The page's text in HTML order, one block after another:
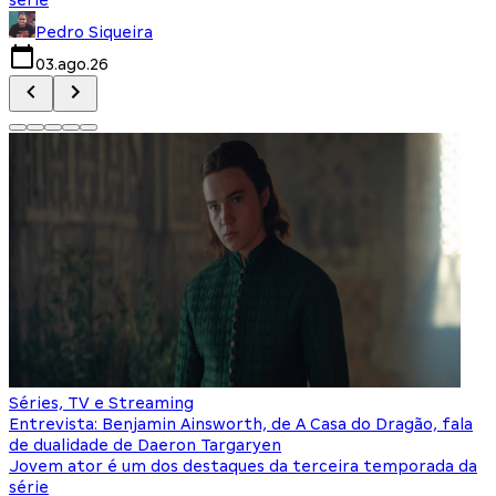
Pedro Siqueira
03.ago.26
Séries, TV e Streaming
Entrevista: Benjamin Ainsworth, de A Casa do Dragão, fala
de dualidade de Daeron Targaryen
Jovem ator é um dos destaques da terceira temporada da
série